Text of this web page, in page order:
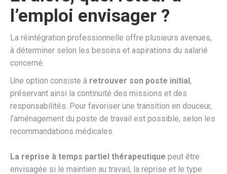
l’emploi envisager ?
La réintégration professionnelle offre plusieurs avenues,
à déterminer selon les besoins et aspirations du salarié
concerné.
Une option consiste à retrouver son poste initial,
préservant ainsi la continuité des missions et des
responsabilités. Pour favoriser une transition en douceur,
l’aménagement du poste de travail est possible, selon les
recommandations médicales.
La reprise à temps partiel thérapeutique peut être
envisagée si le maintien au travail, la reprise et le type